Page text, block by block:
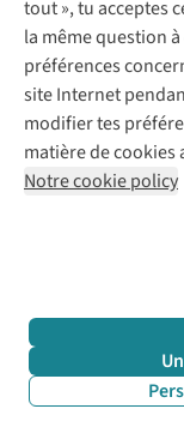
tout », tu acceptes
la même question
préférences
site Internet
modifier tes
matière de cookies
Notre cookie policy
Retourner
Rétractation d'une
Garantie
Contact
Boîte à vêtements
Événements / ateliers
Juttu Friends
Inspiration
Travailler chez Juttu
Nos magasins
Le monde de Juttu
Entrepreneuriat
Déclaration
Abonne-toi à la
+32